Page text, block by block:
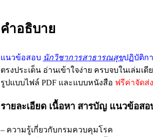
คำอธิบาย
แนวข้อสอบ นักวิชาการสาธารณสุขปฏิบัติก
ตรงประเด็น อ่านเข้าใจง่าย ครบจบในเล่มเ
รูปแบบไฟล์ PDF และแบบหนังสือ ฟรีค่าจัดส่ง
รายละเอียด เนื้อหา สารบัญ แนวข้อส
– ความรู้เกี่ยวกับกรมควบคุมโรค